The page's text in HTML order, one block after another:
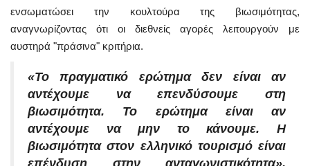
ενσωματώσει την κουλτούρα της βιωσιμότητας,
αναγνωρίζοντας ότι οι διεθνείς αγορές λειτουργούν με
αυστηρά "πράσινα" κριτήρια.
«Το πραγματικό ερώτημα δεν είναι αν
αντέχουμε να επενδύσουμε στη
βιωσιμότητα. Το ερώτημα είναι αν
αντέχουμε να μην το κάνουμε. Η
βιωσιμότητα στον ελληνικό τουρισμό είναι
επένδυση στην ανταγωνιστικότητα»,